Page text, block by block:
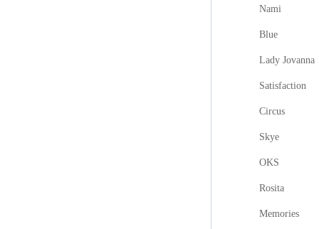
Nami
Blue
Lady Jovanna
Satisfaction
Circus
Skye
OKS
Rosita
Memories